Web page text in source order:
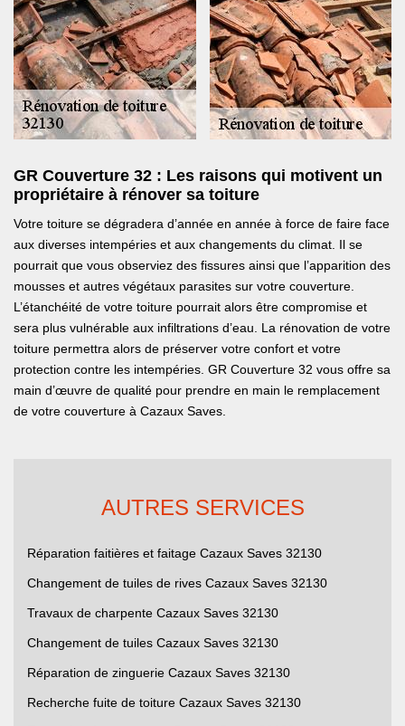
GR Couverture 32 : Les raisons qui motivent un
propriétaire à rénover sa toiture
Votre toiture se dégradera d’année en année à force de faire face
aux diverses intempéries et aux changements du climat. Il se
pourrait que vous observiez des fissures ainsi que l’apparition des
mousses et autres végétaux parasites sur votre couverture.
L’étanchéité de votre toiture pourrait alors être compromise et
sera plus vulnérable aux infiltrations d’eau. La rénovation de votre
toiture permettra alors de préserver votre confort et votre
protection contre les intempéries. GR Couverture 32 vous offre sa
main d’œuvre de qualité pour prendre en main le remplacement
de votre couverture à Cazaux Saves.
AUTRES SERVICES
Réparation faitières et faitage Cazaux Saves 32130
Changement de tuiles de rives Cazaux Saves 32130
Travaux de charpente Cazaux Saves 32130
Changement de tuiles Cazaux Saves 32130
Réparation de zinguerie Cazaux Saves 32130
Recherche fuite de toiture Cazaux Saves 32130